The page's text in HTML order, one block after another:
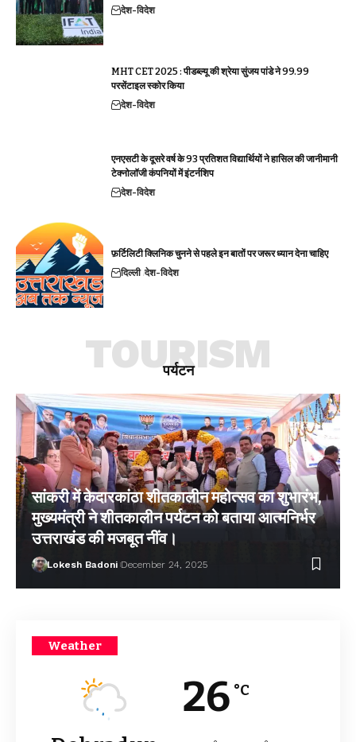
देश-विदेश
MHT CET 2025 : पीडब्ल्यू की श्रेया सुंजय पांडे ने 99.99
परसेंटाइल स्कोर किया
देश-विदेश
एनएसटी के दूसरे वर्ष के 93 प्रतिशत विद्यार्थियों ने हासिल की जानीमानी
टेक्नोलॉजी कंपनियों में इंटर्नशिप
देश-विदेश
फ़र्टिलिटी क्लिनिक चुनने से पहले इन बातों पर जरूर ध्यान देना चाहिए
दिल्ली देश-विदेश
पर्यटन
TOURISM
सांकरी में केदारकांठा शीतकालीन महोत्सव का शुभारंभ,
मुख्यमंत्री ने शीतकालीन पर्यटन को बताया आत्मनिर्भर
उत्तराखंड की मजबूत नींव।
Lokesh Badoni December 24, 2025
Weather
26 °C